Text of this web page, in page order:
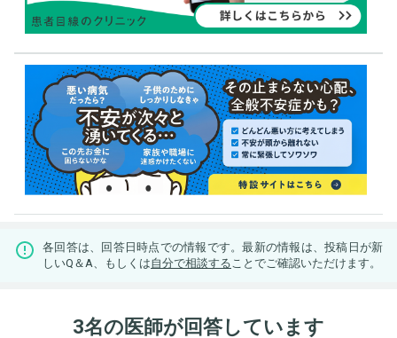
各回答は、回答日時点での情報です。最新の情報は、投稿日が新
しいQ＆A、もしくは自分で相談する ことでご確認いただけます。
3名の医師が回答しています